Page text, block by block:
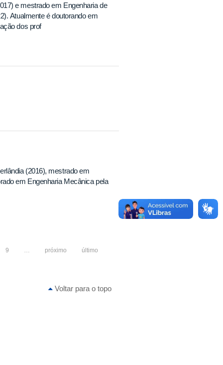
e mestrado em Engenharia de
Atualmente é doutorando em
dos prof
(2016), mestrado em
em Engenharia Mecânica pela
9 … próximo último
Voltar para o topo